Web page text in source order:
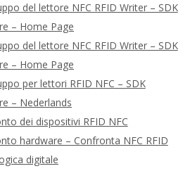
del lettore NFC RFID Writer – SDK
– Home Page
del lettore NFC RFID Writer – SDK
– Home Page
per lettori RFID NFC – SDK
– Nederlands
dei dispositivi RFID NFC
hardware – Confronta NFC RFID
digitale